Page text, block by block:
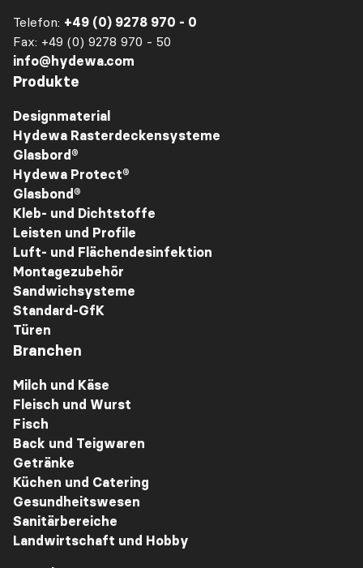
Telefon: +49 (0) 9278 970 - 0
Fax: +49 (0) 9278 970 - 50
info@hydewa.com
Produkte
Designmaterial
Hydewa Rasterdeckensysteme
Glasbord®
Hydewa Protect®
Glasbond®
Kleb- und Dichtstoffe
Leisten und Profile
Luft- und Flächendesinfektion
Montagezubehör
Sandwichsysteme
Standard-GfK
Türen
Branchen
Milch und Käse
Fleisch und Wurst
Fisch
Back und Teigwaren
Getränke
Küchen und Catering
Gesundheitswesen
Sanitärbereiche
Landwirtschaft und Hobby